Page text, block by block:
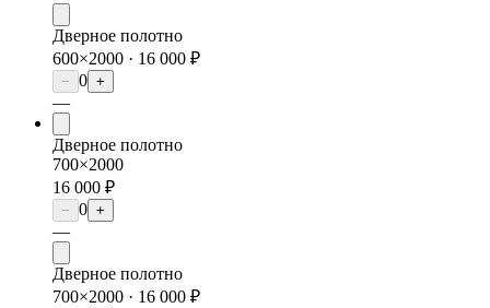
Дверное полотно
600×2000 · 16 000 ₽
− 0 +
—
Дверное полотно
700×2000
16 000 ₽
− 0 +
—
Дверное полотно
700×2000 · 16 000 ₽